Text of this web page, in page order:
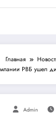
Главная
РВБ ушел
Admin